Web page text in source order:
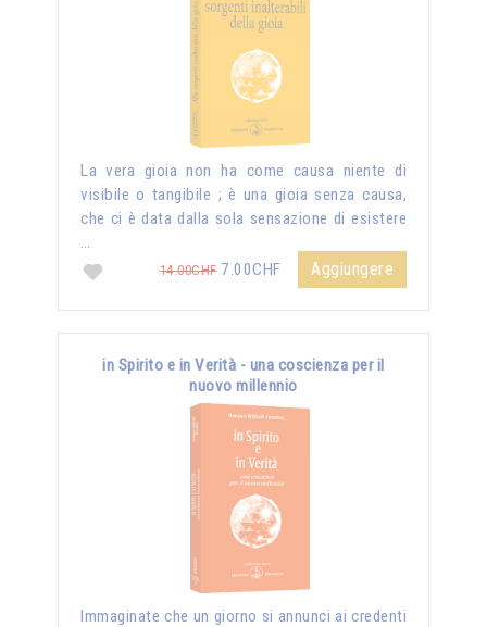
La vera gioia non ha come causa niente di
visibile o tangibile ; è una gioia senza causa,
che ci è data dalla sola sensazione di esistere
…
14.00CHF7.00CHF Aggiungere
in Spirito e in Verità - una coscienza per il
nuovo millennio
Immaginate che un giorno si annunci ai credenti